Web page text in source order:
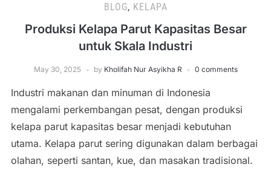
BLOG, KELAPA
Produksi Kelapa Parut Kapasitas Besar
untuk Skala Industri
May 30, 2025 by Kholifah Nur Asyikha R 0 comments
Industri makanan dan minuman di Indonesia
mengalami perkembangan pesat, dengan produksi
kelapa parut kapasitas besar menjadi kebutuhan
utama. Kelapa parut sering digunakan dalam berbagai
olahan, seperti santan, kue, dan masakan tradisional.